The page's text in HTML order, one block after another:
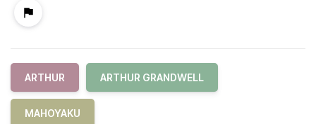
ARTHUR ARTHUR GRANDWELL
MAHOYAKU